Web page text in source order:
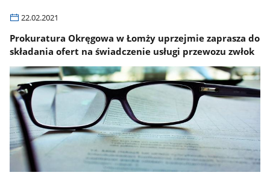
22.02.2021
Prokuratura Okręgowa w Łomży uprzejmie zaprasza do
składania ofert na świadczenie usługi przewozu zwłok